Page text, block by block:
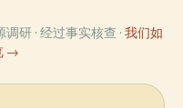
研 · 经过事实核查 · 我们如
→